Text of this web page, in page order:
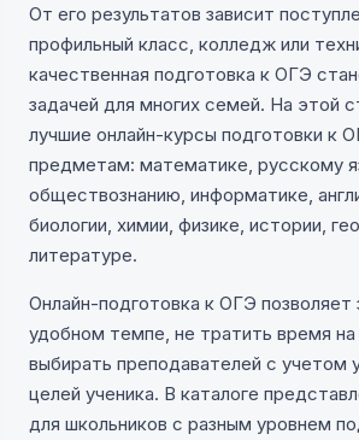
От его результатов зависит
профильный класс, колледж или
качественная подготовка к ОГЭ
задачей для многих семей. На этой
лучшие онлайн-курсы подготовки к
предметам: математике, русскому
обществознанию, информатике,
биологии, химии, физике, истории,
литературе.
Онлайн-подготовка к ОГЭ позволяет
удобном темпе, не тратить время на
выбирать преподавателей с учетом
целей ученика. В каталоге
для школьников с разным уровнем